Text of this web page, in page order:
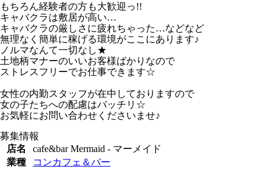
もちろん経験者の方も大歓迎っ!!
キャバクラは敷居が高い…
キャバクラの厳しさに疲れちゃった…などなど
無理なく簡単に稼げる環境がここにあります♪
ノルマなんて一切なし★
土地柄マナーのいいお客様ばかりなので
ストレスフリーでお仕事できます☆
女性の内勤スタッフが在中しておりますので
女の子たちへの配慮はバッチリ☆
お気軽にお問い合わせくださいませ♪
募集情報
店名
cafe&bar Mermaid - マーメイド
業種
コンカフェ＆バー